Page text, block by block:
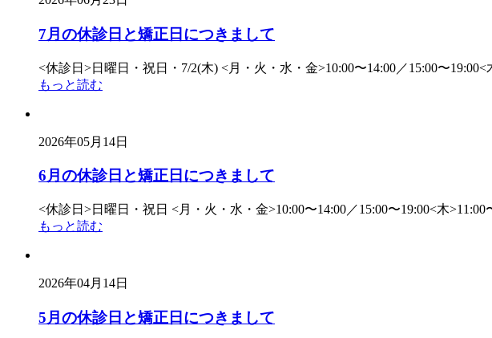
7月の休診日と矯正日につきまして
<休診日>日曜日・祝日・7/2(木) <月・火・水・金>10:00〜14:00／15:00〜
もっと読む
2026年05月14日
6月の休診日と矯正日につきまして
<休診日>日曜日・祝日 <月・火・水・金>10:00〜14:00／15:00〜19:00<木
もっと読む
2026年04月14日
5月の休診日と矯正日につきまして